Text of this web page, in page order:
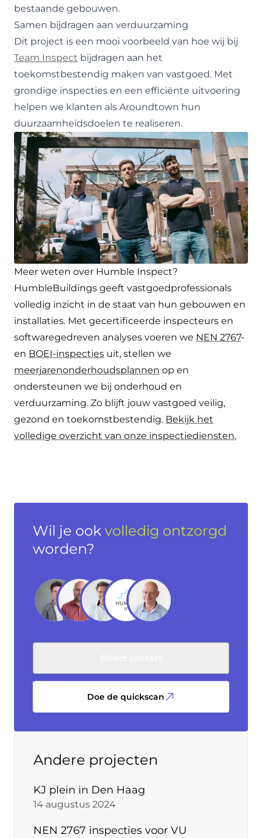
bestaande gebouwen.
Samen bijdragen aan verduurzaming
Dit project is een mooi voorbeeld van hoe wij bij
Team Inspect bijdragen aan het
toekomstbestendig maken van vastgoed. Met
grondige inspecties en een efficiënte uitvoering
helpen we klanten als Aroundtown hun
duurzaamheidsdoelen te realiseren.
Meer weten over Humble Inspect?
HumbleBuildings geeft vastgoedprofessionals
volledig inzicht in de staat van hun gebouwen en
installaties. Met gecertificeerde inspecteurs en
softwaregedreven analyses voeren we NEN 2767-
en BOEI-inspecties uit, stellen we
meerjarenonderhoudsplannen op en
ondersteunen we bij onderhoud en
verduurzaming. Zo blijft jouw vastgoed veilig,
gezond en toekomstbestendig. Bekijk het
volledige overzicht van onze inspectiediensten.
Wil je ook volledig ontzorgd
worden?
Doe de quickscan
Andere projecten
KJ plein in Den Haag
14 augustus 2024
NEN 2767 inspecties voor VU